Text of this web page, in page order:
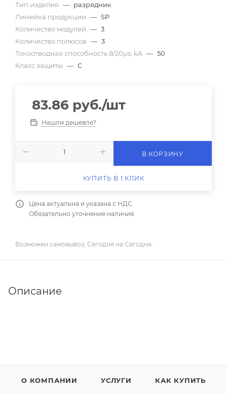
Тип изделия — разрядник
Линейка продукции — SP
Количество модулей — 3
Количество полюсов — 3
Токоотводная способность 8/20µs, kA — 50
Класс защиты — C
83.86 руб./шт
Нашли дешевле?
В КОРЗИНУ
КУПИТЬ В 1 КЛИК
Цена актуальна и указана с НДС.
Обязательно уточнение наличия.
Возможен самовывоз, Сегодня на Сегодня.
Описание
О КОМПАНИИ УСЛУГИ КАК КУПИТЬ